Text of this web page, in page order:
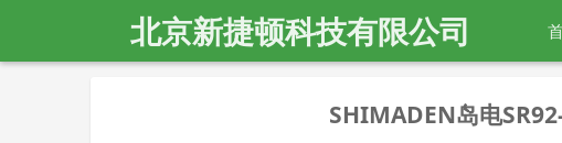
北京新捷顿科技有限公司
SHIMADEN岛电